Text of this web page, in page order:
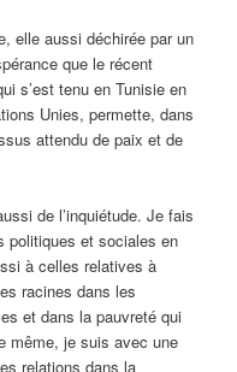
elle aussi déchirée par un
que le récent
s’est tenu en Tunisie en
Unies, permette, dans
attendu de paix et de
de l’inquiétude. Je fais
politiques et sociales en
à celles relatives à
racines dans les
et dans la pauvreté qui
même, je suis avec une
relations dans la